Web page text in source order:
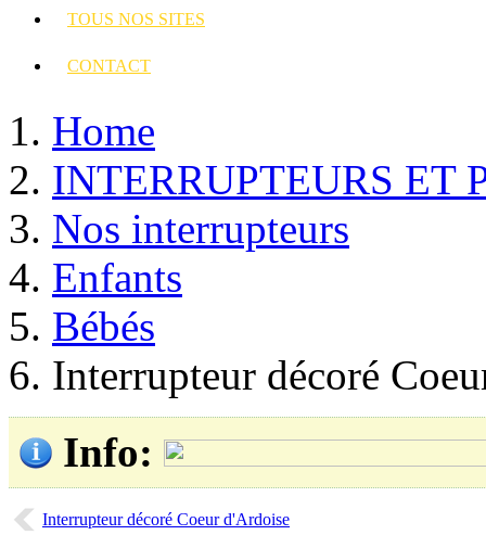
TOUS NOS SITES
CONTACT
Home
INTERRUPTEURS ET
Nos interrupteurs
Enfants
Bébés
Interrupteur décoré
Info:
Interrupteur décoré Coeur d'Ardoise